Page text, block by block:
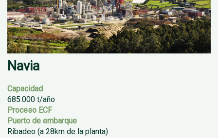
Navia
Capacidad
685.000 t/año
Proceso ECF
Puerto de embarque
Ribadeo (a 28km de la planta)